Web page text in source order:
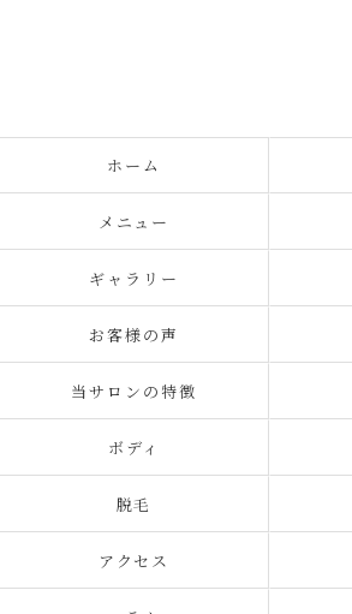
ホーム
メニュー
ギャラリー
お客様の声
当サロンの特徴
ボディ
脱毛
アクセス